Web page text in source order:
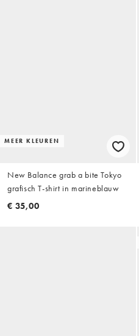
MEER KLEUREN
New Balance grab a bite Tokyo
grafisch T-shirt in marineblauw
€ 35,00